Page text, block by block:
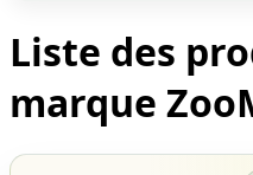
Liste des
marque